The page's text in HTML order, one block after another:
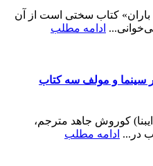
کتاب سختی است از آن
ادامه مطلب
سینما و مولف سه کتاب
کوروش جاهد مترجم،
در... ادامه مطلب